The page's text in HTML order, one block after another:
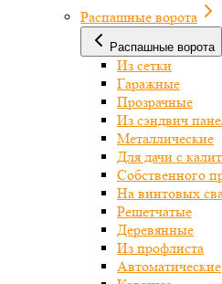
Распашные ворота
Распашные ворота
Из сетки
Гаражные
Прозрачные
Из сэндвич
Металлические
Для дачи с
Собственного
На винтовых
Решетчатые
Деревянные
Из профлиста
Автоматические